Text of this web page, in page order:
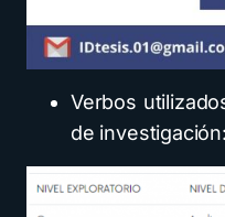
Verbos
de investigación: